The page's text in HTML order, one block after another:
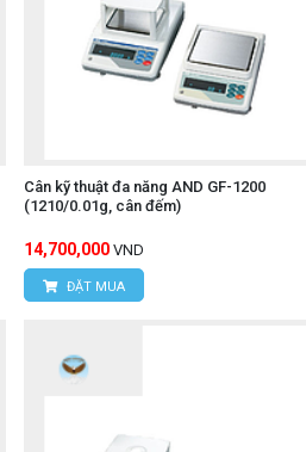
Cân kỹ thuật đa năng AND GF-1200
(1210/0.01g, cân đếm)
14,700,000 VND
ĐẶT MUA